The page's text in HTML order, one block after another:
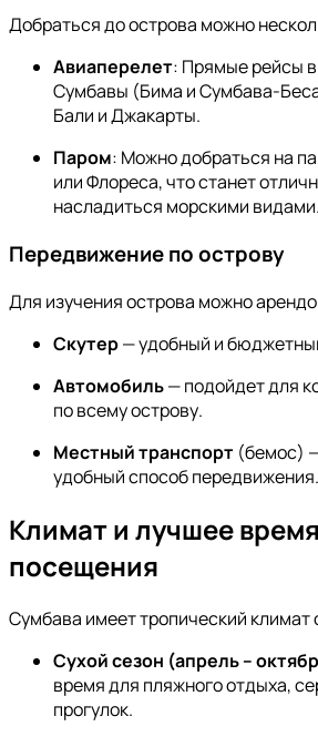
Добраться до острова можно
Авиаперелет: Прямые рейсы
Сумбавы (Бима и Сумбава-
Бали и Джакарты.
Паром: Можно добраться на
или Флореса, что станет
насладиться морскими видами.
Передвижение по острову
Для изучения острова можно
Скутер— удобный и
Автомобиль— подойдет для
по всему острову.
Местный транспорт (бемос)
удобный способ передвижения.
Климат и лучшее
посещения
Сумбава имеет тропический климат
Сухой сезон (апрель –
время для пляжного отдыха,
прогулок.